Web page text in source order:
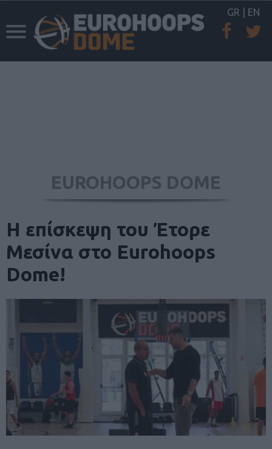
GR EN
EUROHOOPS DOME
Η επίσκεψη του Έτορε
Μεσίνα στο Eurohoops
Dome!